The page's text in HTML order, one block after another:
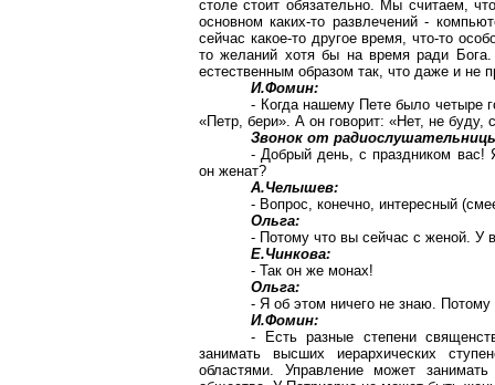
столе стоит обязательно. Мы считаем,
основном каких-то развлечений -
сейчас какое-то другое время, что-то
то желаний хотя бы на время ради
естественным образом так, что даже и не
И.Фомин:
- Когда нашему Пете было четыре
«Петр, бери». А он говорит: «Нет, не буду,
Звонок от
- Добрый день, с праздником вас!
он женат?
А.Челышев:
- Вопрос, конечно, интересный
Ольга:
- Потому что вы сейчас с женой. У
Е.Чинкова:
- Так он же монах!
Ольга:
- Я об этом ничего не знаю. Потому
И.Фомин:
- Есть разные степени
занимать высших иерархических
областями. Управление может